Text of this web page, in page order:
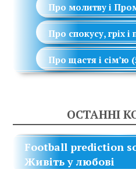
Про молитву і
Про спокусу, гріх
Про щастя і сім’ю
ОСТАННІ
Football prediction
Живіть у любові